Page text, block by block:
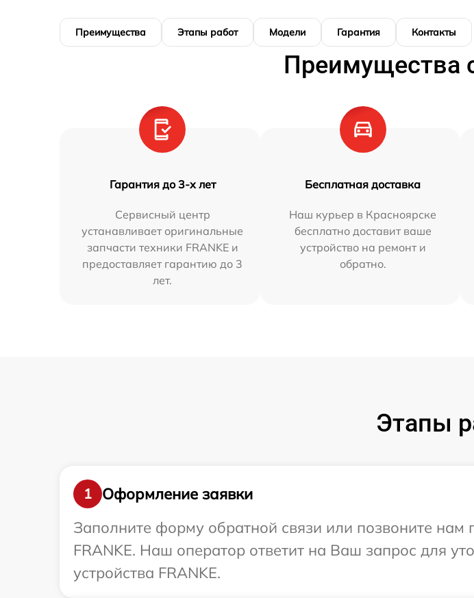
Преимущества Этапы работ Модели Гарантия Контакты
Преимущества
Гарантия до 3-х лет
Сервисный центр
устанавливает оригинальные
запчасти техники FRANKE и
предоставляет гарантию до 3
лет.
Бесплатная доставка
Наш курьер в Красноярске
бесплатно доставит ваше
устройство на ремонт и
обратно.
Этапы
1
Оформление заявки
Заполните форму обратной связи или позвоните нам
FRANKE. Наш оператор ответит на Ваш запрос для
устройства FRANKE.